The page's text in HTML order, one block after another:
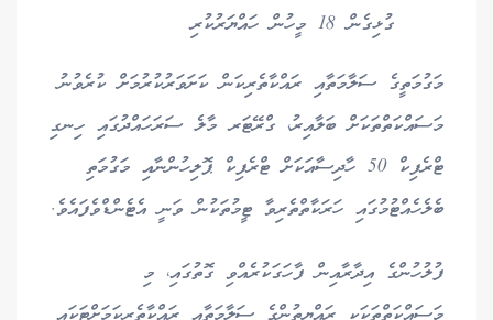
ގުޅިގެން 18 މީހުން ހައްޔަރުކުރި
މަގުމަތީގެ ސަލާމަތާއި ރައްކާތެރިކަން ކަށަވަރުކުރުމަށް ކުރެވުނު
މަސައްކަތްތަކަށް ބަލާއިރު، ގްރޭޓަރ މާލެ ސަރަހައްދުގައި ހިނގި
ޓްރެފިކް 50 ހާދިސާއަކަށް ޓްރެފިކް ޕޮލިހުންނާއި މަގުމަތި
ބެލެހެއްޓުމުގައި ހަރަކާތްތެރިވާ ޓީމުތަކުން ވަނީ އެޓެންޑްވެފައެވެ.
ފުލުހުންގެ އިދާރާއިން ފާހަގަކުރެއްވި ގޮތުގައި، މި